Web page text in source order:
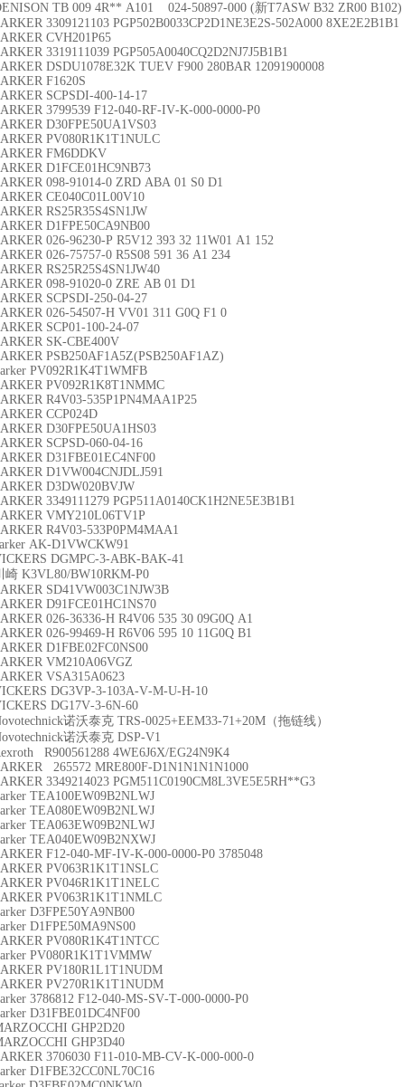
TB 009 4R** A101 024-50897-000 (新T7ASW B32 ZR00 B102)
3309121103 PGP502B0033CP2D1NE3E2S-502A000 8XE2E2B1B1
CVH201P65
3319111039 PGP505A0040CQ2D2NJ7J5B1B1
DSDU1078E32K TUEV F900 280BAR 12091900008
F1620S
SCPSDI-400-14-17
3799539 F12-040-RF-IV-K-000-0000-P0
D30FPE50UA1VS03
PV080R1K1T1NULC
FM6DDKV
D1FCE01HC9NB73
098-91014-0 ZRD ABA 01 S0 D1
CE040C01L00V10
RS25R35S4SN1JW
D1FPE50CA9NB00
026-96230-P R5V12 393 32 11W01 A1 152
026-75757-0 R5S08 591 36 A1 234
RS25R25S4SN1JW40
098-91020-0 ZRE AB 01 D1
SCPSDI-250-04-27
026-54507-H VV01 311 G0Q F1 0
SCP01-100-24-07
SK-CBE400V
PSB250AF1A5Z(PSB250AF1AZ)
PV092R1K4T1WMFB
PV092R1K8T1NMMC
R4V03-535P1PN4MAA1P25
CCP024D
D30FPE50UA1HS03
SCPSD-060-04-16
D31FBE01EC4NF00
D1VW004CNJDLJ591
D3DW020BVJW
3349111279 PGP511A0140CK1H2NE5E3B1B1
VMY210L06TV1P
R4V03-533P0PM4MAA1
AK-D1VWCKW91
DGMPC-3-ABK-BAK-41
崎 K3VL80/BW10RKM-P0
SD41VW003C1NJW3B
D91FCE01HC1NS70
026-36336-H R4V06 535 30 09G0Q A1
026-99469-H R6V06 595 10 11G0Q B1
D1FBE02FC0NS00
VM210A06VGZ
VSA315A0623
DG3VP-3-103A-V-M-U-H-10
DG17V-3-6N-60
诺沃泰克 TRS-0025+EEM33-71+20M（拖链线）
诺沃泰克 DSP-V1
R900561288 4WE6J6X/EG24N9K4
265572 MRE800F-D1N1N1N1N1000
3349214023 PGM511C0190CM8L3VE5E5RH**G3
TEA100EW09B2NLWJ
TEA080EW09B2NLWJ
TEA063EW09B2NLWJ
TEA040EW09B2NXWJ
F12-040-MF-IV-K-000-0000-P0 3785048
PV063R1K1T1NSLC
PV046R1K1T1NELC
PV063R1K1T1NMLC
D3FPE50YA9NB00
D1FPE50MA9NS00
PV080R1K4T1NTCC
PV080R1K1T1VMMW
PV180R1L1T1NUDM
PV270R1K1T1NUDM
3786812 F12-040-MS-SV-T-000-0000-P0
D31FBE01DC4NF00
GHP2D20
GHP3D40
3706030 F11-010-MB-CV-K-000-000-0
D1FBE32CC0NL70C16